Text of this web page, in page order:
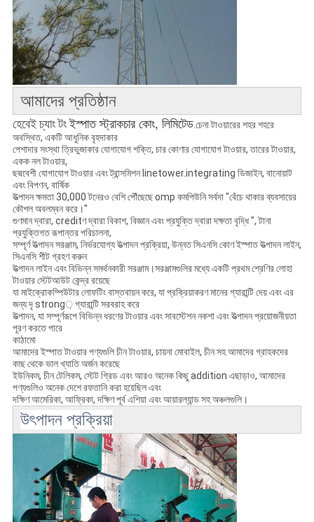
আমাদের প্রতিষ্ঠান
হেবেই চ্যাং টংইস্পাত স্ট্রাকচার কোং, লিমিটেড.চেনা টাওয়ারের শহর শহরে
অবস্থিত, একটি আধুনিক বৃহদাকার
পেশাদার সংস্থা ত্রিভুজাকার যোগাযোগ শক্তি, চার কোণার যোগাযোগ টাওয়ার, তারের টাওয়ার,
একক নল টাওয়ার,
ছদ্মবেশী যোগাযোগ টাওয়ার এবং ট্রান্সমিশন linetower.integrating ডিজাইন, বানোয়াট
এবং বিপণন, বার্ষিক
উত্পাদন ক্ষমতা 30,000 টনেরও বেশি পৌঁছেছে omp কমপিউনি সর্বদা "বেঁচে থাকার ব্যবসায়ের
কৌশল অবলম্বন করে।"
গুণমান দ্বারা, creditণ দ্বারা বিকাশ, বিজ্ঞান এবং প্রযুক্তি দ্বারা দক্ষতা বৃদ্ধি ", টানা
প্রযুক্তিগত রূপান্তর পরিচালনা,
সম্পূর্ণ উত্পাদন সরঞ্জাম, নির্ভরযোগ্য উত্পাদন প্রক্রিয়া, উন্নত সিএনসি কোণ ইস্পাত উত্পাদন লাইন,
সিএনসি শীট গ্রহণ করুন
উত্পাদন লাইন এবং বিভিন্ন সমর্থনকারী সরঞ্জাম।সরঞ্জামগুলির মধ্যে একটি প্রথম শ্রেণির লোহা
টাওয়ার স্টেটআউট কেন্দ্র রয়েছে
যা মাইক্রোকম্পিউটার লোফটিং বাস্তবায়ন করে, যা প্রক্রিয়াকরণ মানের গ্যারান্টি দেয় এবং এর
জন্য দৃ strong় গ্যারান্টি সরবরাহ করে
উত্পাদন, যা সম্পূর্ণরূপে বিভিন্ন ধরণের টাওয়ার এবং সাবস্টেশন নকশা এবং উত্পাদন প্রয়োজনীয়তা
পূরণ করতে পারে
কাঠামো
আমাদের ইস্পাত টাওয়ার পণ্যগুলি চীন টাওয়ার, চায়না মোবাইল, চীন সহ আমাদের গ্রাহকদের
কাছ থেকে ভাল খ্যাতি অর্জন করেছে
ইউনিকম, চীন টেলিকম, স্টেট গ্রিড এবং আরও অনেক কিছু addition এছাড়াও, আমাদের
পণ্যগুলিও অনেক দেশে রফতানি করা হয়েছিল এবং
দক্ষিণ আমেরিকা, আফ্রিকা, দক্ষিণ পূর্ব এশিয়া এবং আয়ারল্যান্ড সহ অঞ্চলগুলি।
উৎপাদন প্রক্রিয়া